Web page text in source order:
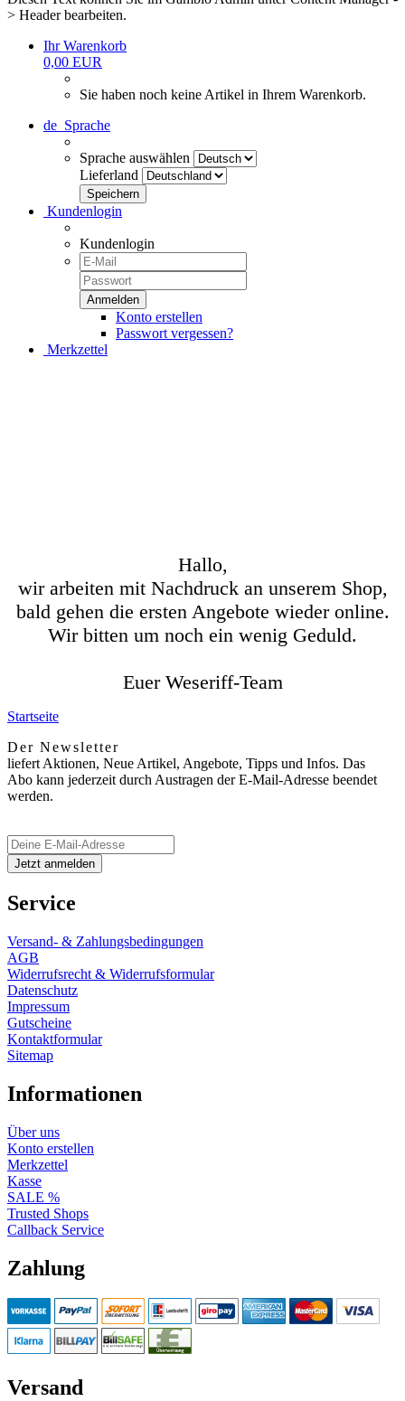
> Header bearbeiten.
Ihr Warenkorb
0,00 EUR
Sie haben noch keine Artikel in Ihrem Warenkorb.
de Sprache
Sprache auswählen
Lieferland
Kundenlogin
Kundenlogin
Konto erstellen
Passwort vergessen?
Merkzettel
Hallo,
wir arbeiten mit Nachdruck an unserem Shop,
bald gehen die ersten Angebote wieder online.
Wir bitten um noch ein wenig Geduld.
Euer Weseriff-Team
Startseite
Der Newsletter
liefert Aktionen, Neue Artikel, Angebote, Tipps und Infos. Das
Abo kann jederzeit durch Austragen der E-Mail-Adresse beendet
werden.
Service
Versand- & Zahlungsbedingungen
AGB
Widerrufsrecht & Widerrufsformular
Datenschutz
Impressum
Gutscheine
Kontaktformular
Sitemap
Informationen
Über uns
Konto erstellen
Merkzettel
Kasse
SALE %
Trusted Shops
Callback Service
Zahlung
Versand